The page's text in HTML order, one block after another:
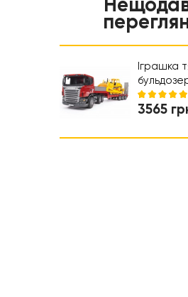
Салон краси
Навчальні іграшки
Нічники та
Коляски та
Іграшка
Bruder
3565